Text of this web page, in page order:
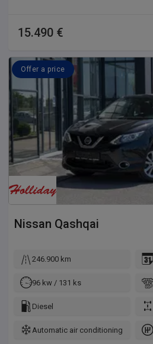
15.490 €
Offer a price
Nissan Qashqai
246.900 km
96 kw / 131 ks
Diesel
Automatic air conditioning